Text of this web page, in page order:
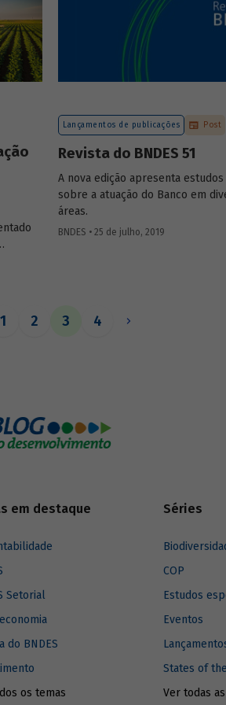
Lançamentos de publicações Post
Revista do BNDES 51
A nova edição apresenta
sobre a atuação do Banco em
áreas.
BNDES • 25 de julho, 2019
1 2 3 4
em destaque
Setorial
do BNDES
os temas
Séries
COP
Estudos
Eventos
States of
Ver todas